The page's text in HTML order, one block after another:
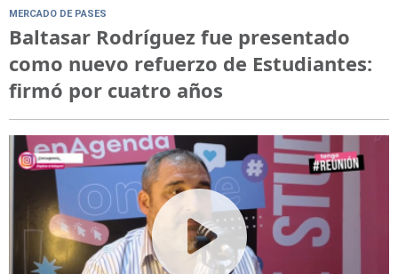
MERCADO DE PASES
Baltasar Rodríguez fue presentado
como nuevo refuerzo de Estudiantes:
firmó por cuatro años